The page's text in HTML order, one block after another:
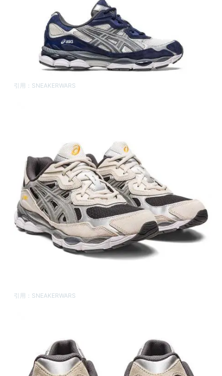
引用： SNEAKERWARS
引用： SNEAKERWARS